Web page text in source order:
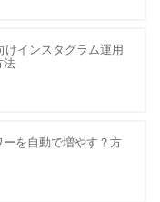
けインスタグラム運用
法
ーを自動で増やす？方